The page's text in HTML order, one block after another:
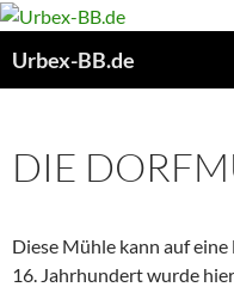
Urbex-BB.de
DIE
Diese Mühle kann auf
16. Jahrhundert wurde